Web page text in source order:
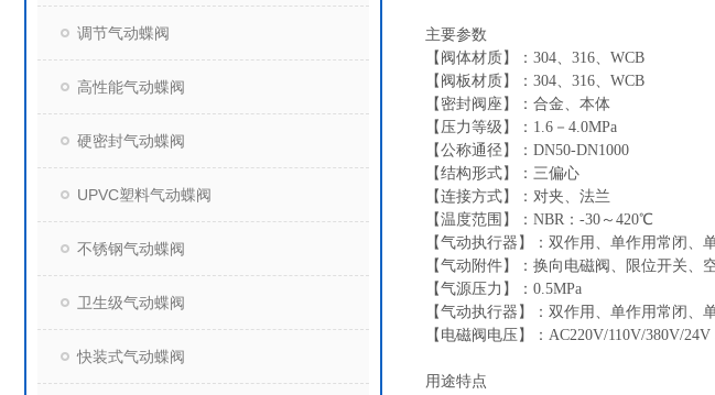
调节气动蝶阀
高性能气动蝶阀
硬密封气动蝶阀
UPVC塑料气动蝶阀
不锈钢气动蝶阀
卫生级气动蝶阀
快装式气动蝶阀
主要参数
【阀体材质】：304、316、WCB
【阀板材质】：304、316、WCB
【密封阀座】：合金、本体
【压力等级】：1.6－4.0MPa
【公称通径】：DN50-DN1000
【结构形式】：三偏心
【连接方式】：对夹、法兰
【温度范围】：NBR：-30～420℃
【气动执行器】：双作用、单作用常闭、
【气动附件】：换向电磁阀、限位开关
【气源压力】：0.5MPa
【气动执行器】：双作用、单作用常闭、
【电磁阀电压】：AC220V/110V/380V/
用途特点